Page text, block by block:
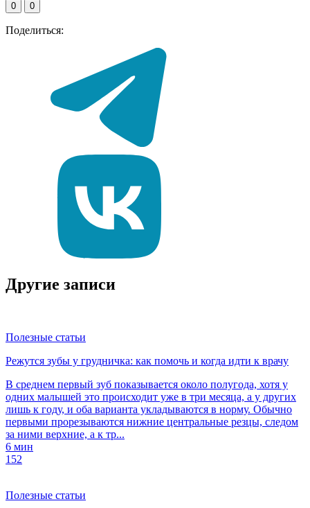
0 0
Поделиться:
Другие записи
Полезные статьи
Режутся зубы у грудничка: как помочь и когда идти к врачу
В среднем первый зуб показывается около полугода, хотя у
одних малышей это происходит уже в три месяца, а у других
лишь к году, и оба варианта укладываются в норму. Обычно
первыми прорезываются нижние центральные резцы, следом
за ними верхние, а к тр...
6 мин
152
Полезные статьи